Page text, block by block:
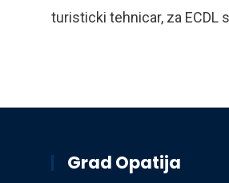
turisticki tehnicar, za
Grad Opatija